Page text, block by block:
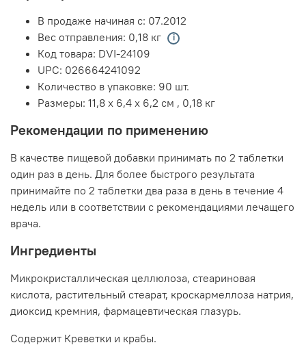
В продаже начиная с: 07.2012
Вес отправления: 0,18 кг
Код товара: DVI-24109
UPC: 026664241092
Количество в упаковке: 90 шт.
Размеры: 11,8 x 6,4 x 6,2 см , 0,18 кг
Рекомендации по применению
В качестве пищевой добавки принимать по 2 таблетки
один раз в день. Для более быстрого результата
принимайте по 2 таблетки два раза в день в течение 4
недель или в соответствии с рекомендациями лечащего
врача.
Ингредиенты
Микрокристаллическая целлюлоза, стеариновая
кислота, растительный стеарат, кроскармеллоза натрия,
диоксид кремния, фармацевтическая глазурь.
Содержит Креветки и крабы.